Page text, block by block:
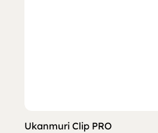
Ukanmuri Clip PRO